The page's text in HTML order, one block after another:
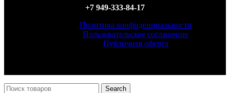
+7 949-333-84-17
Политика конфиденциальности
Пользовательское соглашение
Публичная оферта
Search